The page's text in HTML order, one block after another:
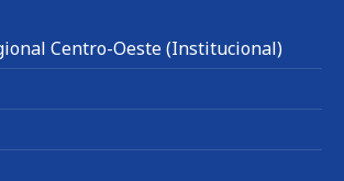
Centro-Oeste (Institucional)